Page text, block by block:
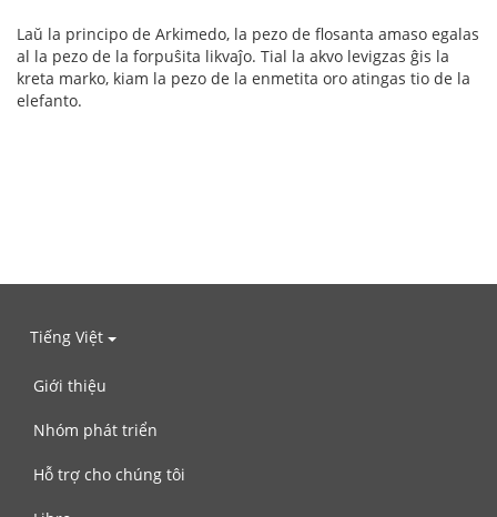
Laŭ la principo de Arkimedo, la pezo de flosanta amaso egalas
al la pezo de la forpuŝita likvaĵo. Tial la akvo levigzas ĝis la
kreta marko, kiam la pezo de la enmetita oro atingas tio de la
elefanto.
Tiếng Việt
Giới thiệu
Nhóm phát triển
Hỗ trợ cho chúng tôi